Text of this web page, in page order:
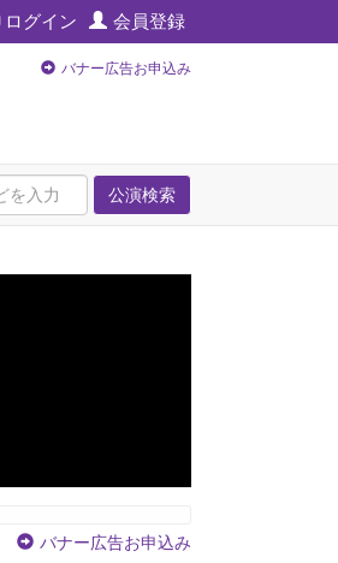
ログイン 会員登録
バナー広告お申込み
公演検索
バナー広告お申込み